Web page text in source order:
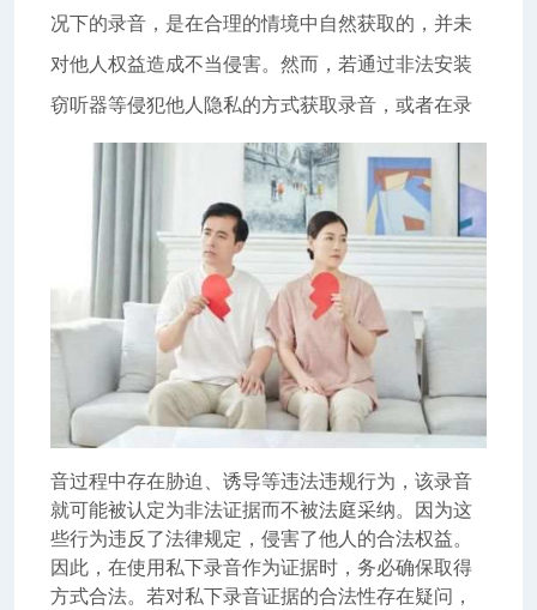
况下的录音，是在合理的情境中自然获取的，并未
对他人权益造成不当侵害。然而，若通过非法安装
窃听器等侵犯他人隐私的方式获取录音，或者在录
音过程中存在胁迫、诱导等违法违规行为，该录音
就可能被认定为非法证据而不被法庭采纳。因为这
些行为违反了法律规定，侵害了他人的合法权益。
因此，在使用私下录音作为证据时，务必确保取得
方式合法。若对私下录音证据的合法性存在疑问，